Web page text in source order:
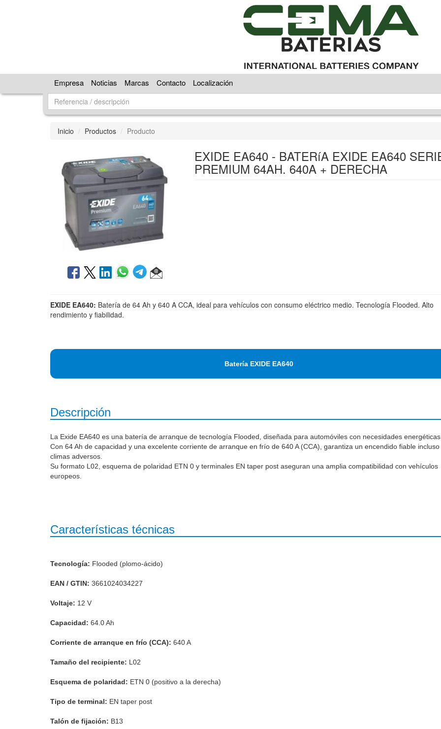
Empresa Noticias Marcas Contacto Localización
Inicio Productos Producto
EXIDE EA640 - BATERíA EXIDE EA640
PREMIUM 64AH. 640A + DERECHA
EXIDE EA640: Batería de 64 Ah y 640 A CCA, ideal para vehículos con consumo eléctrico medio. Tecnología Flooded. Alto
rendimiento y fiabilidad.
Batería EXIDE EA640
Descripción
La Exide EA640 es una batería de arranque de tecnología Flooded, diseñada para automóviles con necesidades
Con 64 Ah de capacidad y una excelente corriente de arranque en frío de 640 A (CCA), garantiza un encendido fiable incluso
climas adversos.
Su formato L02, esquema de polaridad ETN 0 y terminales EN taper post aseguran una amplia compatibilidad con vehículos
europeos.
Características técnicas
Tecnología: Flooded (plomo-ácido)
EAN / GTIN: 3661024034227
Voltaje: 12 V
Capacidad: 64.0 Ah
Corriente de arranque en frío (CCA): 640 A
Tamaño del recipiente: L02
Esquema de polaridad: ETN 0 (positivo a la derecha)
Tipo de terminal: EN taper post
Talón de fijación: B13